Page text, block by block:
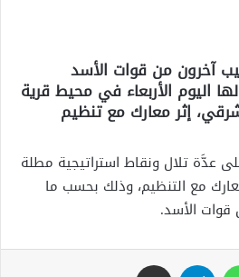
آخرون من قوات الأسد
اليوم الأربعاء في محيط قرية
إثر معارك مع تنظيم
عدَّة تلال ونقاط استراتيجية مطلة
مع التنظيم، وذلك بحسب ما
قوات الأسد.
واتساب تيلقرام